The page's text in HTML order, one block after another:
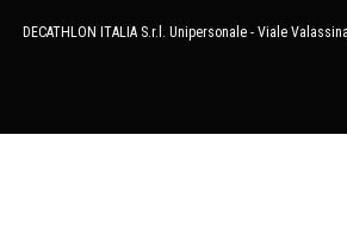
DECATHLON ITALIA S.r.l. Unipersonale - Viale